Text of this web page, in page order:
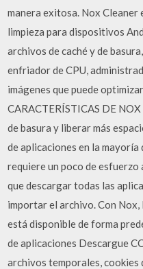
manera exitosa. Nox Cleaner
limpieza para dispositivos
archivos de caché y de
enfriador de CPU,
imágenes que puede
CARACTERÍSTICAS DE
de basura y liberar más
de aplicaciones en la
requiere un poco de
que descargar todas las
importar el archivo. Con
está disponible de forma
de aplicaciones Descargue
archivos temporales, cookies